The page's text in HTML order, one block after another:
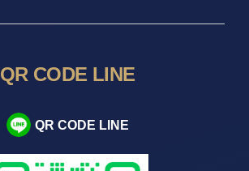
QR CODE LINE
QR CODE LINE